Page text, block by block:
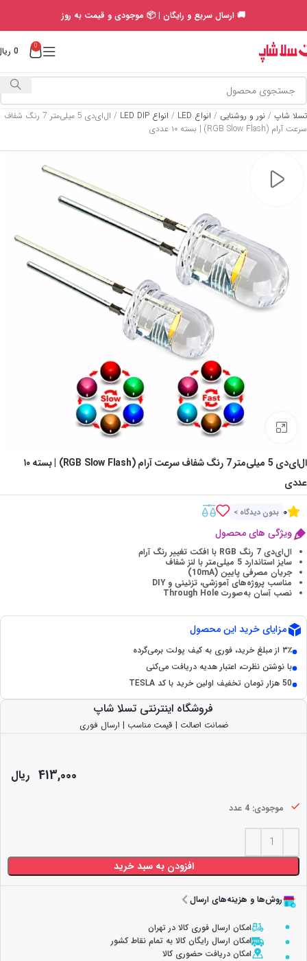
🚚 ارسال سریع و رایگان | 📦 موجودی و قیمت به روز
0
0
تسلا شاپ / نور و روشنایی / انواع LED / انواع LED DIP /
ال‌ای‌دی 5 میلی‌متر 7 رنگ شفاف
سرعت آرام (RGB Slow Flash) | بسته ۱۰ عددی
Click to enlarge
ال‌ای‌دی 5 میلی‌متر 7 رنگ شفاف سرعت آرام (RGB Slow Flash) | بسته ۱۰
عددی
0 بدون دیدگاه >
ویژگی های محصول
ال‌ای‌دی 7 رنگ RGB با افکت تغییر رنگ آرام
سایز استاندارد 5 میلی‌متر با لنز شفاف
جریان مصرفی پایین (10mA)
مناسب پروژه‌های آموزشی، تزئینی و DIY
نصب آسان به‌صورت Through Hole
مزایای خرید این محصول
۳٪ از مبلغ خرید، فوری به کیف پولت برمی‌گرده
با نوشتن نظرت، اعتبار هدیه دریافت می‌کنی
50 هزار تومان تخفیف اولین خرید با کد TESLA
فروشگاه اینترنتی تسلا شاپ
ضمانت اصالت | قیمت مناسب | ارسال فوری
413,000 ریال
موجودی: 4 عدد
افزودن به سبد خرید
روش‌ها و هزینه‌های ارسال
امکان ارسال فوری کالا در تهران
امکان ارسال رایگان کالا به تمام نقاط کشور
امکان دریافت حضوری کالا